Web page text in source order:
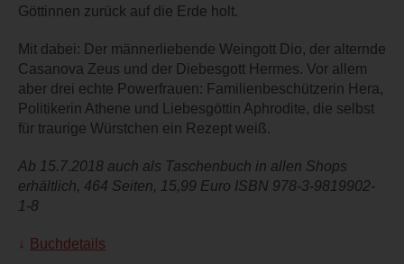
Göttinnen zurück auf die Erde holt.
Mit dabei: Der männerliebende Weingott Dio, der alternde
Casanova Zeus und der Diebesgott Hermes. Vor allem
aber drei echte Powerfrauen: Familienbeschützerin Hera,
Politikerin Athene und Liebesgöttin Aphrodite, die selbst
für traurige Würstchen ein Rezept weiß.
Ab 15.7.2018 auch als Taschenbuch in allen Shops
erhältlich, 464 Seiten, 15,99 Euro ISBN 978-3-9819902-
1-8
Buchdetails